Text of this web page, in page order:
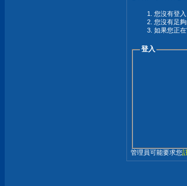
您沒有登
您沒有足
如果您正
登入
管理員可能要求您